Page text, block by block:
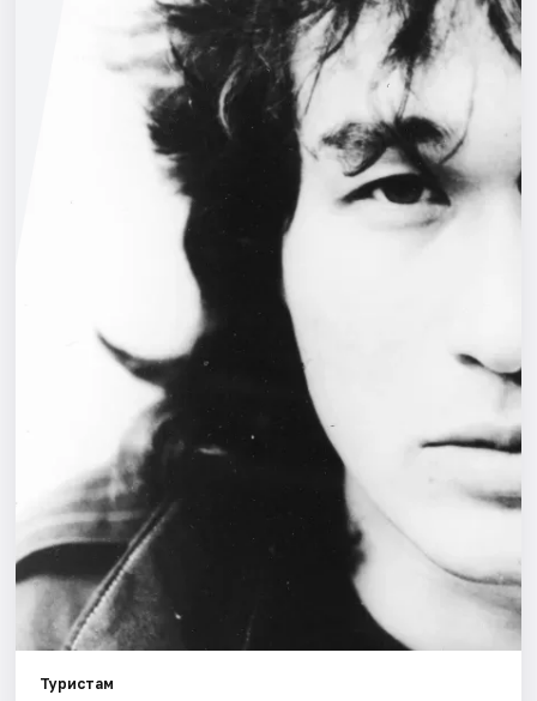
Экскурсии
Площадки
Туристам